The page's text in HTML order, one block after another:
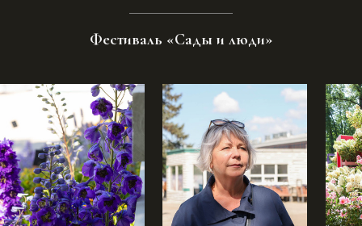
Фестиваль «Сады и люди»